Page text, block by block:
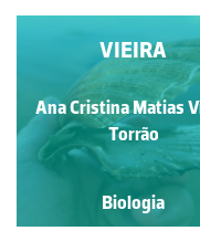
AMÊIJOA,
ESCAFÓPODE
Ivy Livingstone
Biologia
VIEIRA
Ana Cristina Matias
Torrão
Biologia